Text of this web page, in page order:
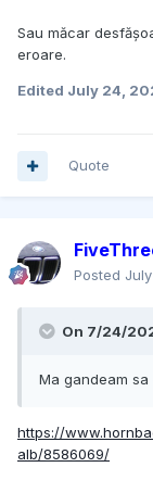
Sau măcar
eroare.
Edited July 24,
Quote
Posted
On 7/24/
Ma gandeam
https://
alb/8586069/